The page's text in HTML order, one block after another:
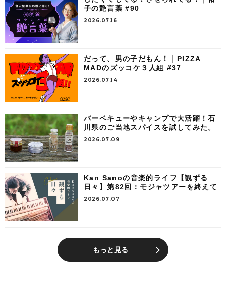
子の艶言葉 #90
2026.07.16
だって、男の子だもん！｜PIZZA
MADのズッコケ３人組 #37
2026.07.14
バーベキューやキャンプで大活躍！石
川県のご当地スパイスを試してみた。
2026.07.09
Kan Sanoの音楽的ライフ【観ずる
日々】第82回：モジャツアーを終えて
2026.07.07
もっと見る